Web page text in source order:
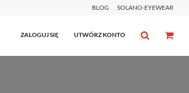
BLOG SOLANO-EYEWEAR
ZALOGUJ SIĘ UTWÓRZ KONTO